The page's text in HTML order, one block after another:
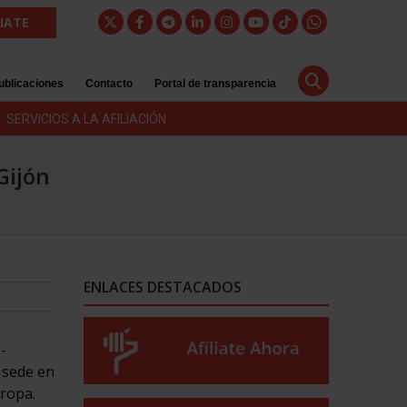
Contacto Portal de transparencia
SERVICIOS A LA AFILIACIÓN
en
ENLACES DESTACADOS